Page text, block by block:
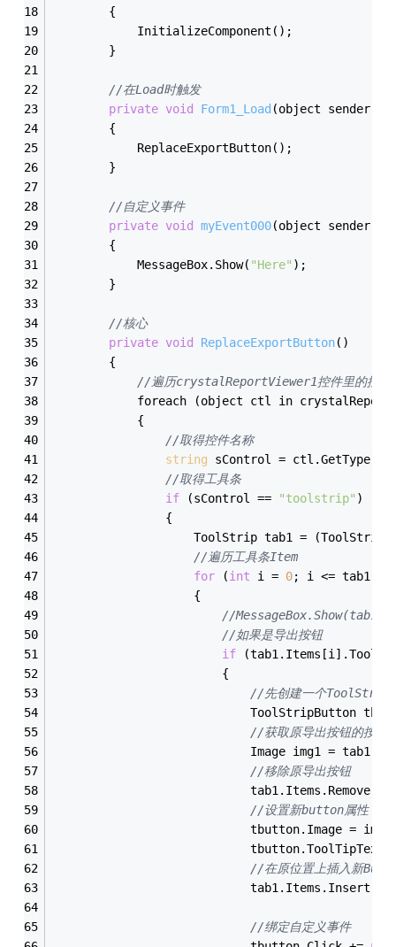
        {
            InitializeComponent();
        }
//在Load时触发
private void Form1_Load (object sender,
        {
            ReplaceExportButton();
        }
//自定义事件
private void myEvent000(object sender,
        {
            MessageBox.Show(
"Here" );
        }
//核心
private void ReplaceExportButton()
        {
//遍历crystalReportViewer1控件里的控件
foreach (object ctl in
            {
//取得控件名称
string sControl =
//取得工具条
if (sControl == "toolstrip" )
                {
ToolStrip tab1 =
//遍历工具条Item
for (int i = 0; i <=
                    {
//
//如果是导出按钮
if
                        {
//先创建一个
ToolStripButton
//获取原导出按钮的按钮
Image img1 =
//移除原导出按钮
//设置新button属性
tbutton.Image =
tbutton.ToolTipText
//在原位置上插入新
                            tab1.Items.Insert(
//绑定自定义事件